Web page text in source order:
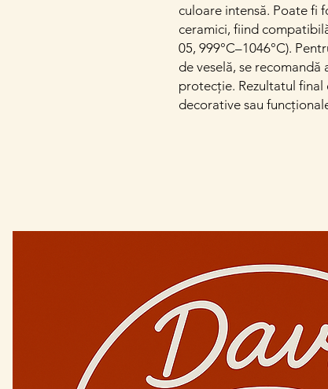
culoare intensă. Poate fi
ceramici, fiind
05, 999°C–1046°C).
de veselă, se
protecție. Rezultatul
decorative sau